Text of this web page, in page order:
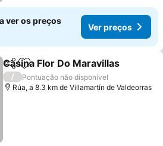
ver os preços
Ver preços
PartilharAdicionar aos favoritos
Casina Flor Do Maravillas
/
Pontuação não disponível
Rúa, a 8.3 km de Villamartín de Valdeorras